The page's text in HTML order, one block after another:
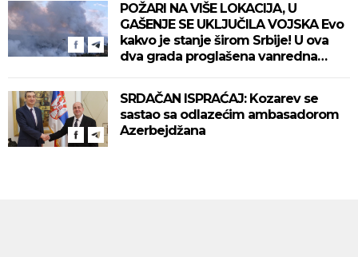
POŽARI NA VIŠE LOKACIJA, U
GAŠENJE SE UKLJUČILA VOJSKA Evo
kakvo je stanje širom Srbije! U ova
dva grada proglašena vanredna
SRDAČAN ISPRAĆAJ: Kozarev se
sastao sa odlazećim ambasadorom
Azerbejdžana